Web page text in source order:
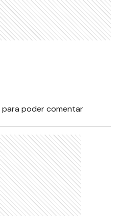
para poder comentar